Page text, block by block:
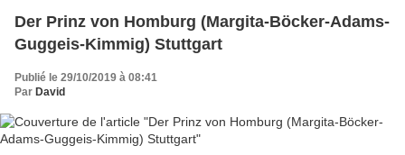
Der Prinz von Homburg (Margita-Böcker-Adams-
Guggeis-Kimmig) Stuttgart
Publié le 29/10/2019 à 08:41
Par David